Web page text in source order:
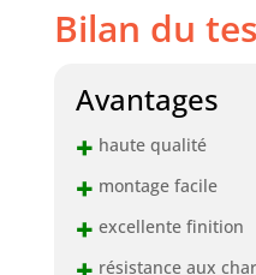
Bilan du
Avantages
+ haute qualité
+ montage facile
+ excellente finition
résistance aux